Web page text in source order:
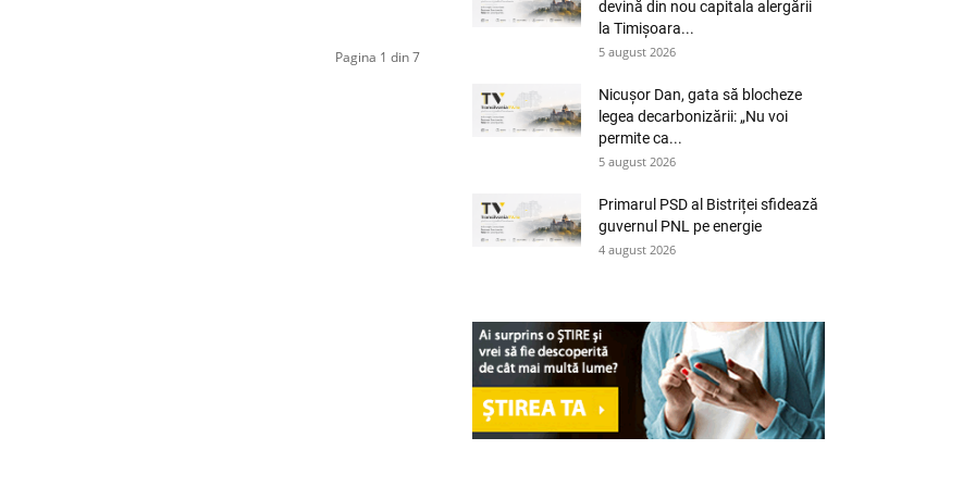
Pagina 1 din 7
devină din nou capitala alergării
la Timișoara...
5 august 2026
Nicușor Dan, gata să blocheze
legea decarbonizării: „Nu voi
permite ca...
5 august 2026
Primarul PSD al Bistriței sfidează
guvernul PNL pe energie
4 august 2026